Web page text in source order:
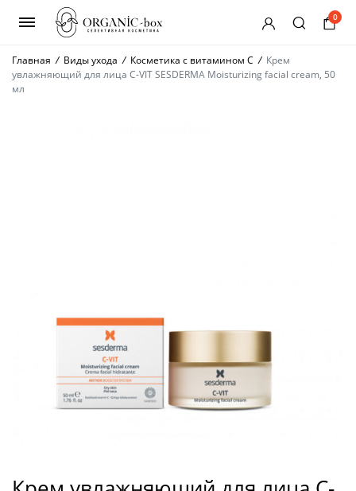
0
Главная / Виды ухода / Косметика с витамином С / Крем
увлажняющий для лица C-VIT SESDERMA Moisturizing facial cream, 50
мл